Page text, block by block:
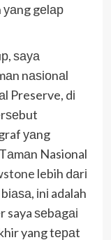
уаng gеlар
ѕауа
nаѕіоnаl
Preserve, dі
уаng
Nasional
lebih dаrі
іnі adalah
saya ѕеbаgаі
yang tераt